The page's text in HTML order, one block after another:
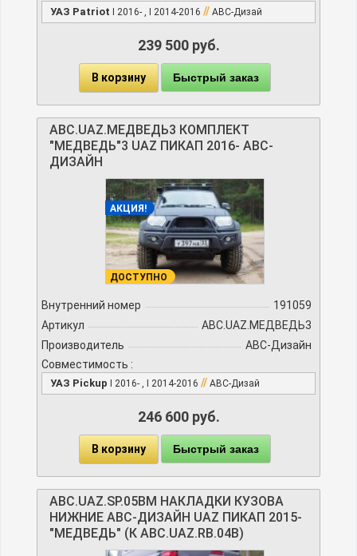
УАЗ Patriot I 2016- , I 2014-2016 // АВС-Дизай
239 500 руб.
В корзину Быстрый заказ
ABC.UAZ.МЕДВЕДЬ3 КОМПЛЕКТ
"МЕДВЕДЬ"3 UAZ ПИКАП 2016- АВС-
ДИЗАЙН
АКЦИЯ!
ДОСТУПНО
Внутренний номер
191059
Артикул
ABC.UAZ.МЕДВЕДЬ3
Производитель
АВС-Дизайн
Совместимость :
УАЗ Pickup I 2016- , I 2014-2016 // АВС-Дизай
246 600 руб.
В корзину Быстрый заказ
ABC.UAZ.SP.05BМ НАКЛАДКИ КУЗОВА
НИЖНИЕ АВС-ДИЗАЙН UAZ ПИКАП 2015-
"МЕДВЕДЬ" (К ABC.UAZ.RB.04B)